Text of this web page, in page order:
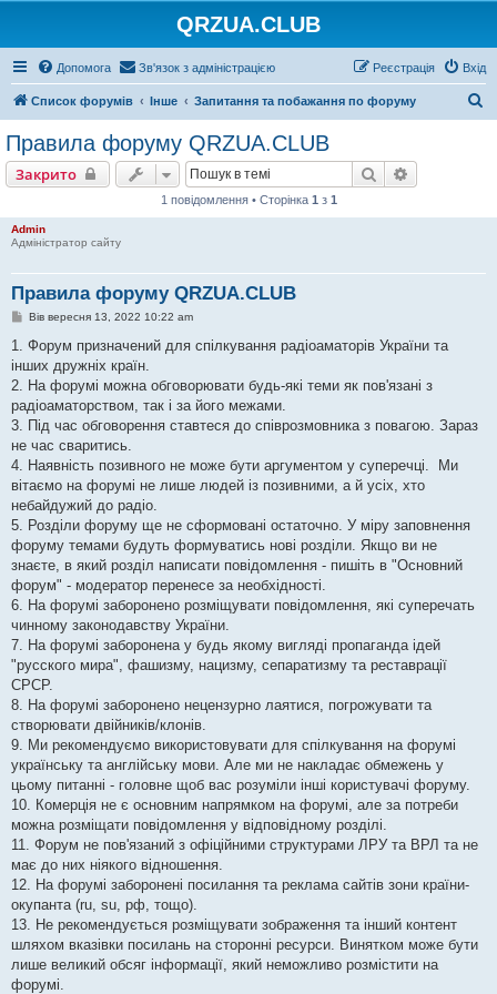
QRZUA.CLUB
Допомога Зв'язок з адміністрацією Вхід
Реєстрація
Список форумів Інше Запитання та побажання по форуму
Правила форуму QRZUA.CLUB
Закрито Пошук
1 повідомлення • Сторінка 1 з 1
Admin
Адміністратор сайту
Правила форуму QRZUA.CLUB
П
в
д
о
л
е
н
я
Вів вересня 13, 2022 10:22 am
1. Форум призначений для спілкування радіоаматорів України та
інших дружніх країн.
2. На форумі можна обговорювати будь-які теми як пов'язані з
радіоаматорством, так і за його межами.
3. Під час обговорення ставтеся до співрозмовника з повагою. Зараз
не час сваритись.
4. Наявність позивного не може бути аргументом у суперечці. Ми
вітаємо на форумі не лише людей із позивними, а й усіх, хто
небайдужий до радіо.
5. Розділи форуму ще не сформовані остаточно. У міру заповнення
форуму темами будуть формуватись нові розділи. Якщо ви не
знаєте, в який розділ написати повідомлення - пишіть в "Основний
форум" - модератор перенесе за необхідності.
6. На форумі заборонено розміщувати повідомлення, які суперечать
чинному законодавству України.
7. На форумі заборонена у будь якому вигляді пропаганда ідей
"русского мира", фашизму, нацизму, сепаратизму та реставрації
СРСР.
8. На форумі заборонено нецензурно лаятися, погрожувати та
створювати двійників/клонів.
9. Ми рекомендуємо використовувати для спілкування на форумі
українську та англійську мови. Але ми не накладає обмежень у
цьому питанні - головне щоб вас розуміли інші користувачі форуму.
10. Комерція не є основним напрямком на форумі, але за потреби
можна розміщати повідомлення у відповідному розділі.
11. Форум не пов'язаний з офіційними структурами ЛРУ та ВРЛ та не
має до них ніякого відношення.
12. На форумі заборонені посилання та реклама сайтів зони країни-
окупанта (ru, su, рф, тощо).
13. Не рекомендується розміщувати зображення та інший контент
шляхом вказівки посилань на сторонні ресурси. Винятком може бути
лише великий обсяг інформації, який неможливо розмістити на
форумі.